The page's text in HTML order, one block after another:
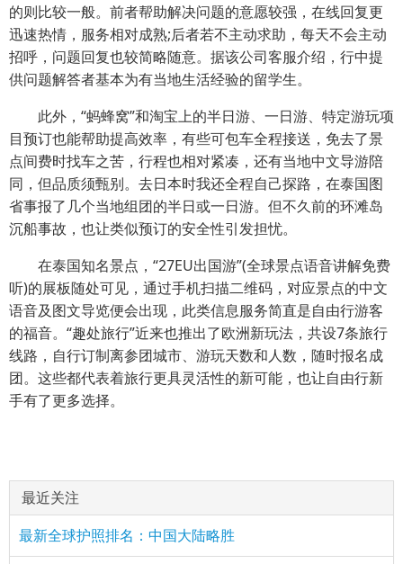
的则比较一般。前者帮助解决问题的意愿较强，在线回复更
迅速热情，服务相对成熟;后者若不主动求助，每天不会主动
招呼，问题回复也较简略随意。据该公司客服介绍，行中提
供问题解答者基本为有当地生活经验的留学生。
此外，“蚂蜂窝”和淘宝上的半日游、一日游、特定游玩项
目预订也能帮助提高效率，有些可包车全程接送，免去了景
点间费时找车之苦，行程也相对紧凑，还有当地中文导游陪
同，但品质须甄别。去日本时我还全程自己探路，在泰国图
省事报了几个当地组团的半日或一日游。但不久前的环滩岛
沉船事故，也让类似预订的安全性引发担忧。
在泰国知名景点，“27EU出国游”(全球景点语音讲解免费
听)的展板随处可见，通过手机扫描二维码，对应景点的中文
语音及图文导览便会出现，此类信息服务简直是自由行游客
的福音。“趣处旅行”近来也推出了欧洲新玩法，共设7条旅行
线路，自行订制离参团城市、游玩天数和人数，随时报名成
团。这些都代表着旅行更具灵活性的新可能，也让自由行新
手有了更多选择。
最近关注
最新全球护照排名：中国大陆略胜